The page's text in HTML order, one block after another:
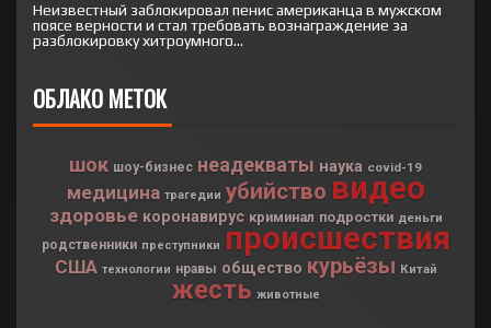
Неизвестный заблокировал пенис американца в мужском
поясе верности и стал требовать вознаграждение за
разблокировку хитроумного...
ОБЛАКО МЕТОК
шок шоу-бизнес неадекваты наука covid-19
медицина трагедии убийство видео
здоровье коронавирус криминал подростки деньги
родственники преступники происшествия
США технологии нравы общество курьёзы Китай
жесть животные